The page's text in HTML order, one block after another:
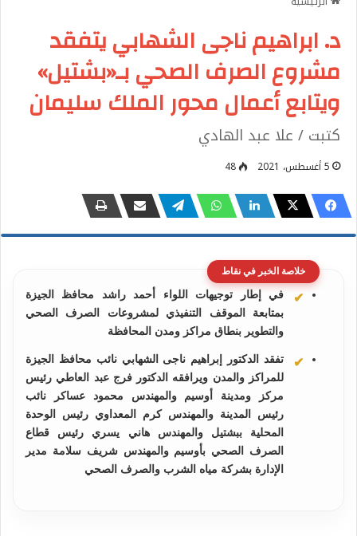
د. ابراهيم ناجى الشهابي يتفقد
مشروع الصرف الصحي بـ«بشتيل»
ويتابع أعمال محور الملك سليمان
كتبت / علا عبد الهادي
5 أغسطس، 2021 48
خلاصة الخبر في نقاط
في إطار توجيهات اللواء أحمد راشد محافظ الجيزة
بمتابعة الموقف التنفيذي لمشروعات الصرف الصحي
والتطوير بنطاق مراكز ومدن المحافظة
تفقد الدكتور إبراهيم ناجى الشهابي نائب محافظ الجيزة
للمراكز والمدن ويرافقه الدكتور فرج عبد العاطي رئيس
مركز ومدينة أوسيم والمهندس محمود عساكر نائب
رئيس المدينة والمهندس كرم المعداوي رئيس الوحدة
المحلية ببشتيل والمهندس هاني يسري رئيس قطاع
الصرف الصحي بأوسيم والمهندس شريف سلامة مدير
الإدارة بشركة مياه الشرب والصرف الصحي